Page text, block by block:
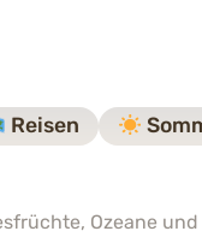
Reisen
Ozeane